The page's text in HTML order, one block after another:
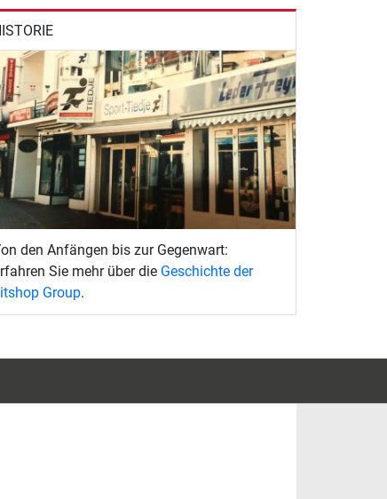
den Anfängen bis zur Gegenwart:
Sie mehr über die Geschichte der
Group.